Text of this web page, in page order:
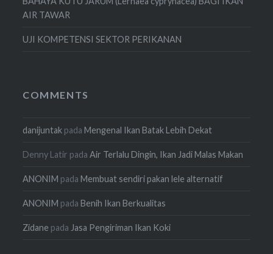
AIR TAWAR
UJI KOMPETENSI SEKTOR PERIKANAN
COMMENTS
danijuntak padaMengenal Ikan Batak Lebih Dekat
Denny Latir padaAir Terlalu Dingin, Ikan Jadi Malas Makan
ANONIM padaMembuat sendiri pakan lele alternatif
ANONIM padaBenih Ikan Berkualitas
Zidane pada Jasa Pengiriman Ikan Koki